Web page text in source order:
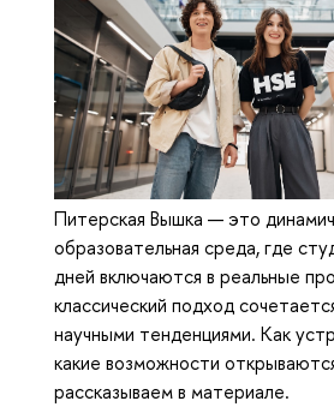
Питерская Вышка — это
образовательная среда, где
дней включаются в реальные
классический подход
научными тенденциями. Как
какие возможности
рассказываем в материале.